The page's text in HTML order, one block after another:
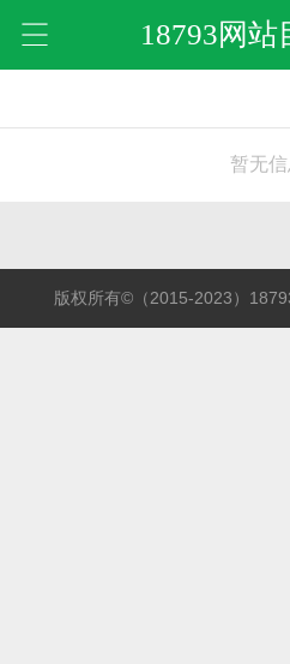
18793网站
暂无信
版权所有©（2015-2023）